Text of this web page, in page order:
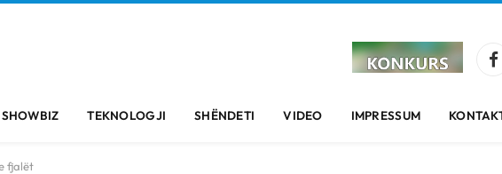
SHOWBIZ TEKNOLOGJI SHËNDETI VIDEO IMPRESSUM
fjalët